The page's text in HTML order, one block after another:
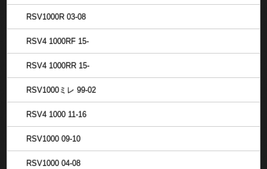
RSV1000R 03-08
RSV4 1000RF 15-
RSV4 1000RR 15-
RSV1000ミレ 99-02
RSV4 1000 11-16
RSV1000 09-10
RSV1000 04-08